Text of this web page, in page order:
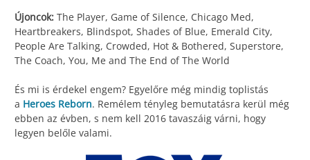
Újoncok: The Player, Game of Silence, Chicago Med,
Heartbreakers, Blindspot, Shades of Blue, Emerald City,
People Are Talking, Crowded, Hot & Bothered, Superstore,
The Coach, You, Me and The End of The World
És mi is érdekel engem? Egyelőre még mindig toplistás
a Heroes Reborn. Remélem tényleg bemutatásra kerül még
ebben az évben, s nem kell 2016 tavaszáig várni, hogy
legyen belőle valami.